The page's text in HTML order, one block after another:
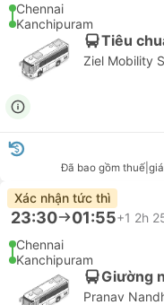
Chennai
Kanchipuram
Tiêu
Ziel Mobility
Đã bao gồm thuế
Xác nhận tức thì
23:30 01:55+1 2h
Chennai
Kanchipuram
Giường
Pranav